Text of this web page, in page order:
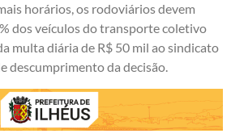
horários, os rodoviários devem
dos veículos do transporte coletivo
multa diária de R$ 50 mil ao sindicato
descumprimento da decisão.